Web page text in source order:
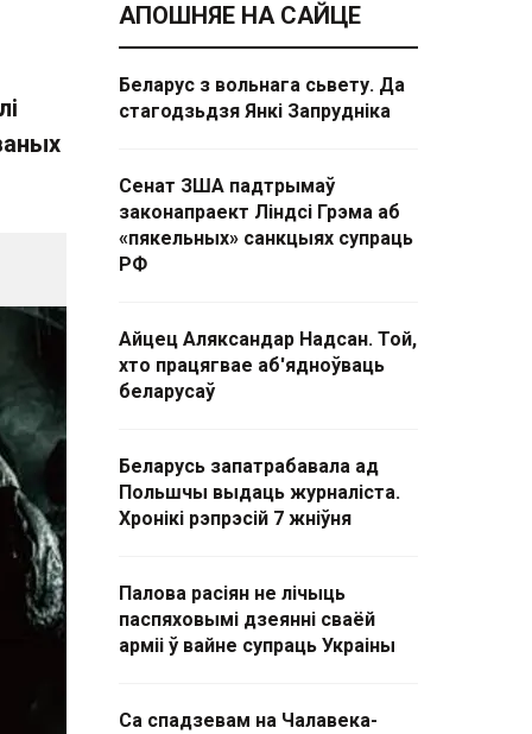
АПОШНЯЕ НА САЙЦЕ
Беларус з вольнага сьвету. Да
стагодзьдзя Янкі Запрудніка
Сенат ЗША падтрымаў
законапраект Ліндсі Грэма аб
«пякельных» санкцыях супраць
РФ
Айцец Аляксандар Надсан. Той,
хто працягвае аб'ядноўваць
беларусаў
Беларусь запатрабавала ад
Польшчы выдаць журналіста.
Хронікі рэпрэсій 7 жніўня
Палова расіян не лічыць
паспяховымі дзеянні сваёй
арміі ў вайне супраць Украіны
Са спадзевам на Чалавека-